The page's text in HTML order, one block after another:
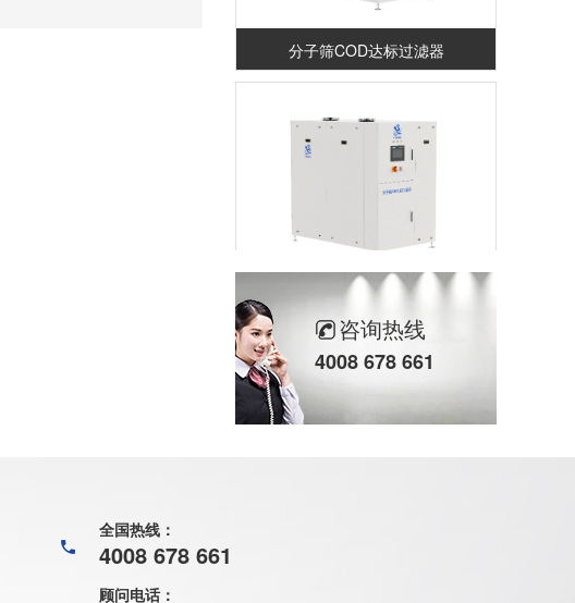
分子筛COD达标过滤器
有机分离膜
咨询热线
4008 678 661
全国热线：
4008 678 661
顾问电话：